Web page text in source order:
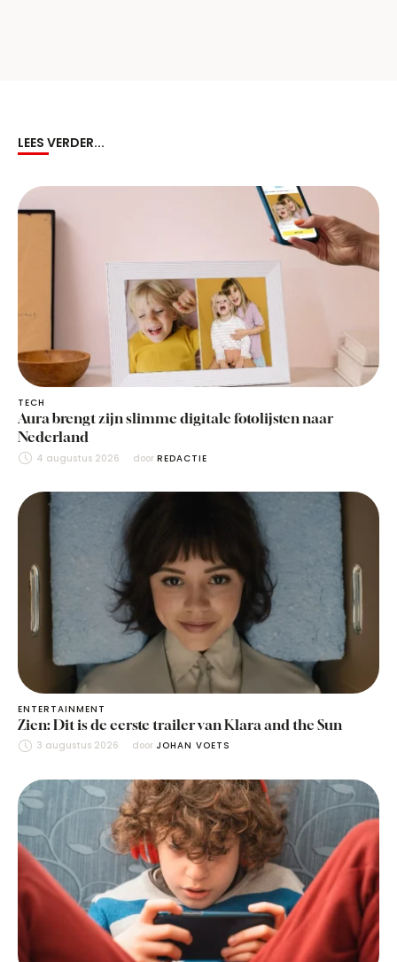
LEES VERDER...
TECH
Aura brengt zijn slimme digitale fotolijsten naar
Nederland
4 augustus 2026 door REDACTIE
ENTERTAINMENT
Zien: Dit is de eerste trailer van Klara and the Sun
3 augustus 2026 door JOHAN VOETS